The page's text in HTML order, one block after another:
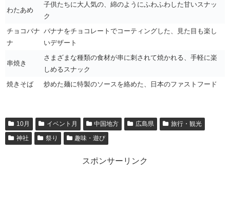
わたあめ
子供たちに大人気の、綿のようにふわふわした甘いスナッ
ク
チョコバナ
ナ
バナナをチョコレートでコーティングした、見た目も楽し
いデザート
串焼き
さまざまな種類の食材が串に刺されて焼かれる、手軽に楽
しめるスナック
焼きそば
炒めた麺に特製のソースを絡めた、日本のファストフード
10月 イベント月 中国地方 広島県
旅行・観光
神社
祭り 趣味・遊び
スポンサーリンク